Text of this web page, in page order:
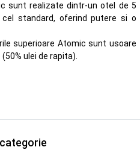
sunt realizate dintr-un otel de 5
standard, oferind putere si o
superioare Atomic sunt usoare
ulei de rapita).